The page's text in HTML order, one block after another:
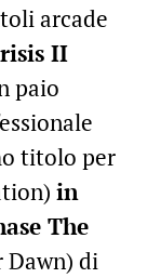
arcade
II
paio
titolo per
in
The
di